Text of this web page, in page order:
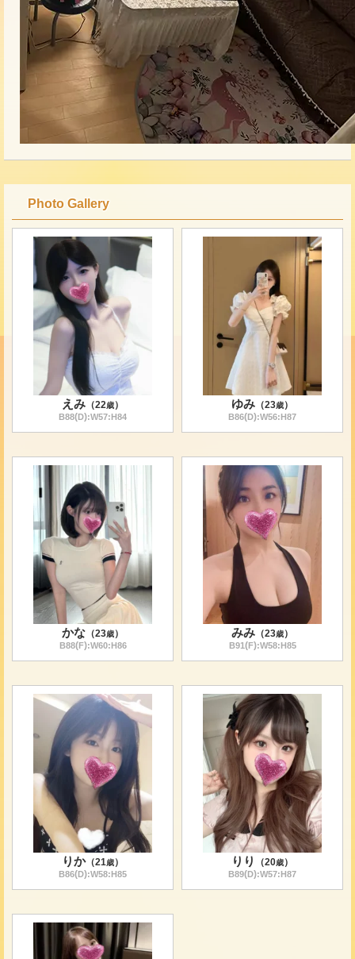
Photo Gallery
えみ （22歳）
B88(D):W57:H84
ゆみ （23歳）
B86(D):W56:H87
かな （23歳）
B88( F):W60:H86
みみ （23歳）
B91 ( F):W58:H85
りか（21歳）
B86(D):W58:H85
りり （20歳）
B89(D):W57:H87